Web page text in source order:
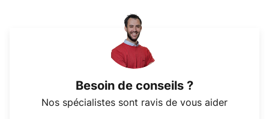
Besoin de conseils ?
Nos spécialistes sont ravis de vous aider